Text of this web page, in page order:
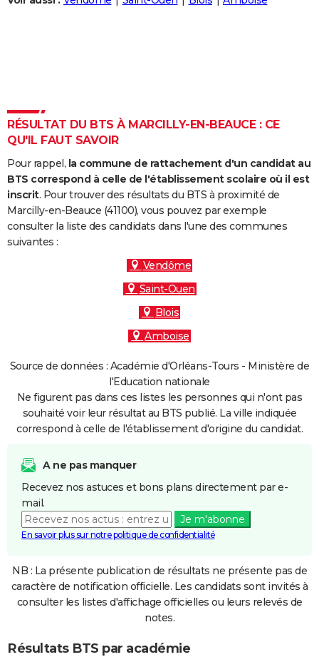
Carte de Noël
Carte Bonne année
Carte Saint-Valentin
Carte Pâques
Carte d'anniversaire
Dictionnaire
Biographies
Citations
Expressions
Proverbes
PROGRAMME TV
COPAINS D'AVANT
S'inscrire
Se connecter
Lycées
Collèges
Primaires
Universités
Entreprises
Service militaire
Avis de recherche
AVIS DE DÉCÈS
FORUM
RÉSULTAT DU BTS À MARCILLY-EN-BEAUCE : CE
QU'IL FAUT SAVOIR
Pour rappel, la commune de rattachement d'un candidat au
BTS correspond à celle de l'établissement scolaire où il est
inscrit. Pour trouver des résultats du BTS à proximité de
Marcilly-en-Beauce (41100), vous pouvez par exemple
consulter la liste des candidats dans l'une des communes
suivantes :
Vendôme
Saint-Ouen
Blois
Amboise
Source de données : Académie d'Orléans-Tours - Ministère de
l'Education nationale
Ne figurent pas dans ces listes les personnes qui n'ont pas
souhaité voir leur résultat au BTS publié. La ville indiquée
correspond à celle de l'établissement d'origine du candidat.
A ne pas manquer
Recevez nos astuces et bons plans directement par e-
mail.
Je m'abonne
En savoir plus sur notre politique de confidentialité
NB : La présente publication de résultats ne présente pas de
caractère de notification officielle. Les candidats sont invités à
consulter les listes d'affichage officielles ou leurs relevés de
notes.
Résultats BTS par académie